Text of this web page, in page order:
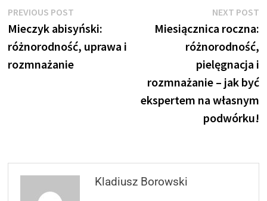
Nawigacja
wpisu
PREVIOUS POST
post:
Mieczyk abisyński:
różnorodność, uprawa i
rozmnażanie
NEXT POST
Miesiącznica roczna:
różnorodność,
pielęgnacja i
rozmnażanie – jak być
ekspertem na własnym
podwórku!
Kladiusz Borowski